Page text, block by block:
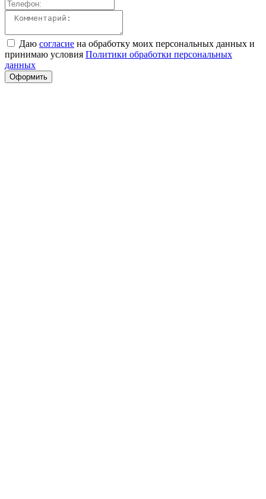
Даю согласие на обработку моих персональных данных и
принимаю условия Политики обработки персональных
данных
Оформить